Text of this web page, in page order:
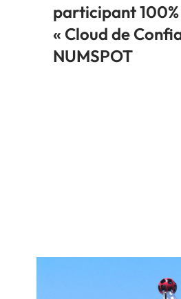
participant
« Cloud de
NUMSPOT